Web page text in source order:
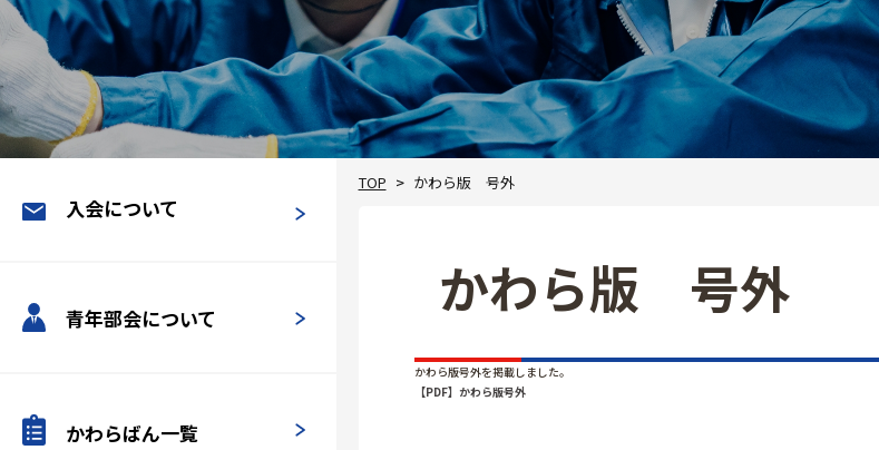
入会について
青年部会について
かわらばん一覧
TOP かわら版 号外
かわら版 号外
かわら版号外を掲載しました。
【PDF】かわら版号外